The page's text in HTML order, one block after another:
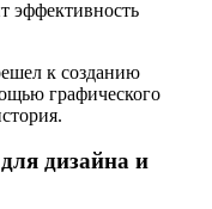
эффективность
к созданию
графического
дизайна и